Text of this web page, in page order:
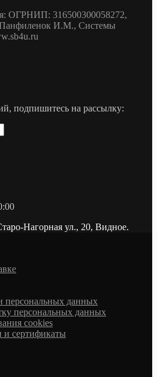
ОГРНИП: 316500300058272,
И.М., Системы
подпишитесь на рассылку:
Нагорная ул., 20, Видное.
персональных данных
персональных данных
cookies
и сертификаты